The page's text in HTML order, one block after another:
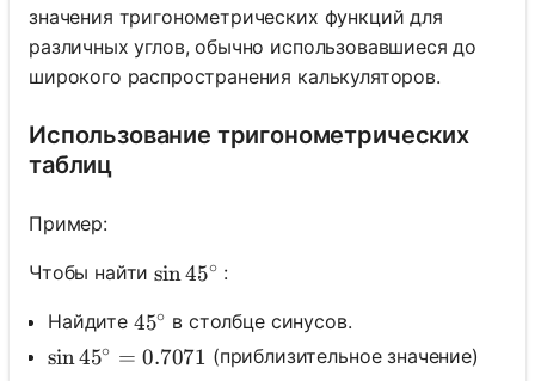
значения тригонометрических функций для
различных углов, обычно использовавшиеся до
широкого распространения калькуляторов.
Использование тригонометрических
таблиц
Пример:
Чтобы найти\sin 45^{\circ}
sin45∘ :
Найдите 45^{\circ}
45∘ в столбце синусов.
\sin 45^{\circ}=0.7071
sin45∘ = 0.7071 (приблизительное значение)